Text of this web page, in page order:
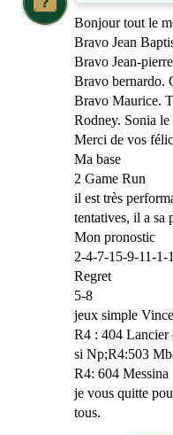
Bonjour tout le
Bravo Jean
Bravo Jean-
Bravo bernardo.
Bravo Maurice.
Rodney. Sonia le
Merci de vos
Ma base
2 Game Run
il est très
tentatives, il a sa
Mon pronostic
2-4-7-15-9-11-1-
Regret
5-8
jeux simple
R4 : 404 Lancier
si Np;R4:503
R4: 604 Messina
je vous quitte
tous.